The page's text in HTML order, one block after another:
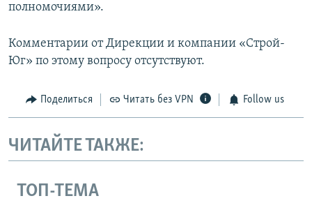
полномочиями».
Комментарии от Дирекции и компании «Строй-
Юг» по этому вопросу отсутствуют.
Поделиться Читать без VPN Follow us
ЧИТАЙТЕ ТАКЖЕ:
ТОП-ТЕМА